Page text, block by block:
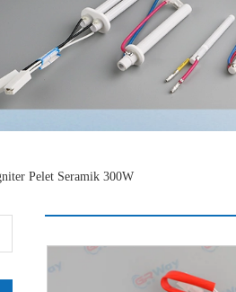
Pelet Seramik 300W